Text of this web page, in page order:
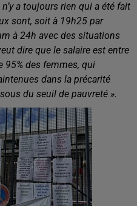
a toujours rien qui a été fait
sont, soit à 19h25 par
à 24h avec des situations
dire que le salaire est entre
95% des femmes, qui
dans la précarité
du seuil de pauvreté ».